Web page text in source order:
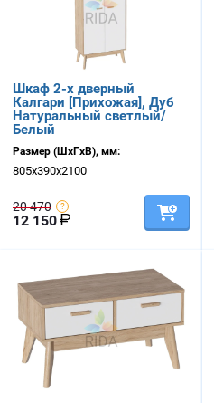
Шкаф 2-х дверный
Калгари [Прихожая], Дуб
Натуральный светлый/
Белый
Размер (ШхГхВ), мм:
805х390х2100
20 470
12 150